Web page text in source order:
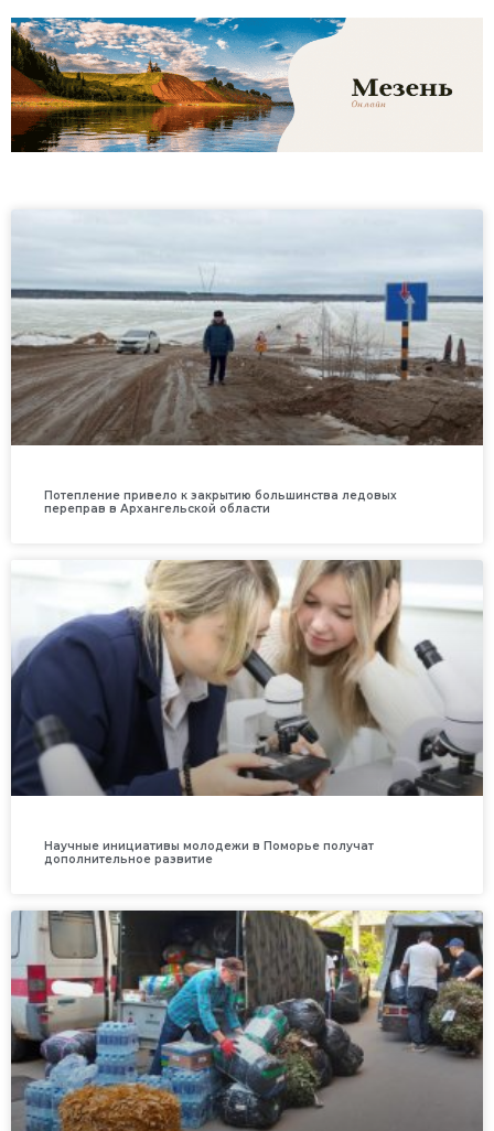
Потепление привело к закрытию большинства ледовых
переправ в Архангельской области
Научные инициативы молодежи в Поморье получат
дополнительное развитие